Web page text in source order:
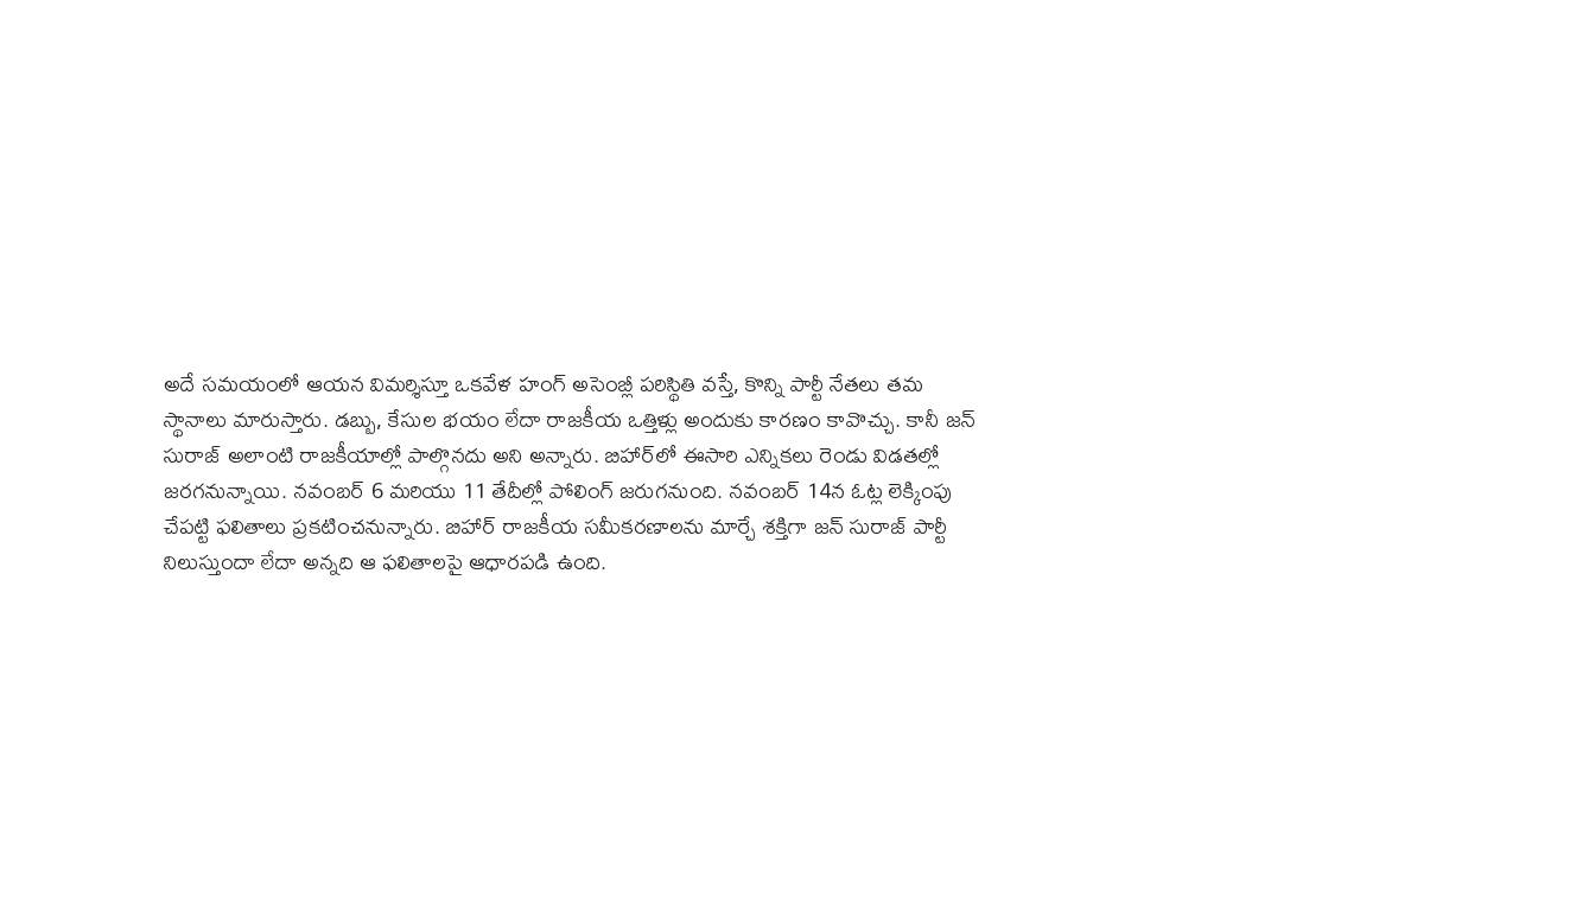
అదే సమయంలో ఆయన విమర్శిస్తూ ఒకవేళ హంగ్ అసెంబ్లీ పరిస్థితి వస్తే, కొన్ని పార్టీ నేతలు తమ
స్థానాలు మారుస్తారు. డబ్బు, కేసుల భయం లేదా రాజకీయ ఒత్తిళ్లు అందుకు కారణం కావొచ్చు. కానీ జన్
సురాజ్ అలాంటి రాజకీయాల్లో పాల్గొనదు అని అన్నారు. బిహార్‌లో ఈసారి ఎన్నికలు రెండు విడతల్లో
జరగనున్నాయి. నవంబర్ 6 మరియు 11 తేదీల్లో పోలింగ్‌ జరుగనుంది. నవంబర్ 14న ఓట్ల లెక్కింపు
చేపట్టి ఫలితాలు ప్రకటించనున్నారు. బిహార్ రాజకీయ సమీకరణాలను మార్చే శక్తిగా జన్ సురాజ్ పార్టీ
నిలుస్తుందా లేదా అన్నది ఆ ఫలితాలపై ఆధారపడి ఉంది.